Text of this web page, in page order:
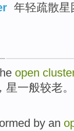
年轻疏散星
open
， 星一般较老。
by an